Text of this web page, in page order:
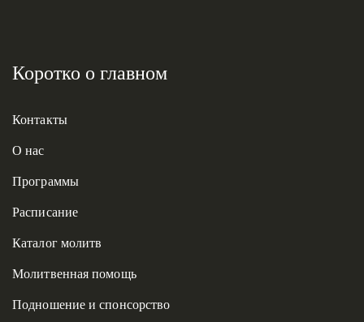
Коротко о главном
Контакты
О нас
Программы
Расписание
Каталог молитв
Молитвенная помощь
Подношение и спонсорство